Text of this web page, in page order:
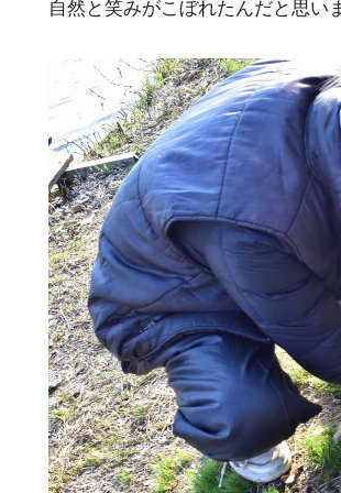
自然と笑みがこぼれたんだと思い